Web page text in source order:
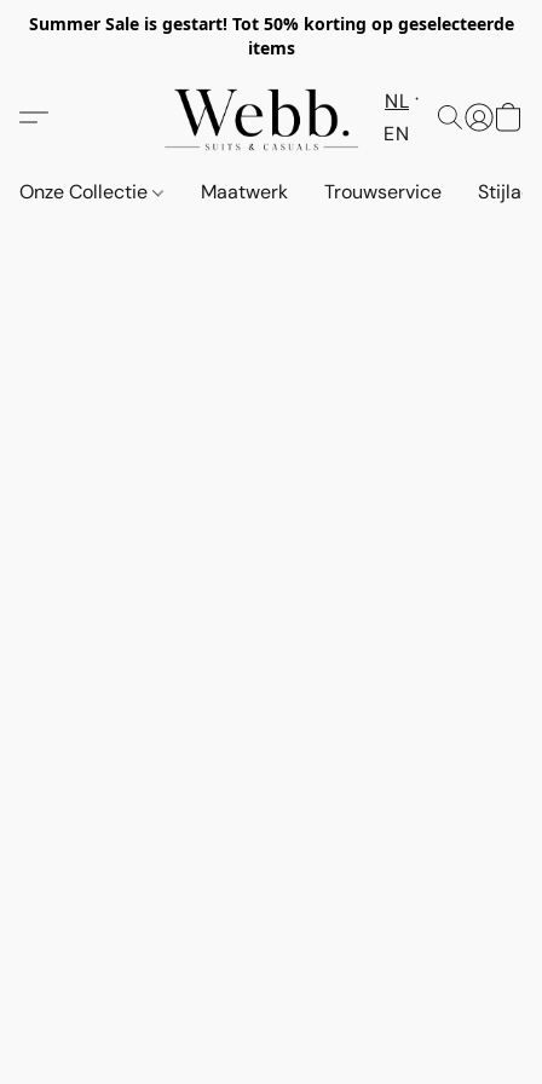
Summer Sale is gestart! Tot 50% korting op geselecteerde
items
NL
EN
Onze Collectie Maatwerk Trouwservice